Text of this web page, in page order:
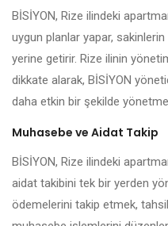
BİSİYON, Rize ilindeki
uygun planlar yapar, sakinlerin
yerine getirir. Rize ilinin
dikkate alarak, BİSİYON
daha etkin bir şekilde
Muhasebe ve Aidat Takip
BİSİYON, Rize ilindeki
aidat takibini tek bir yerden
ödemelerini takip etmek,